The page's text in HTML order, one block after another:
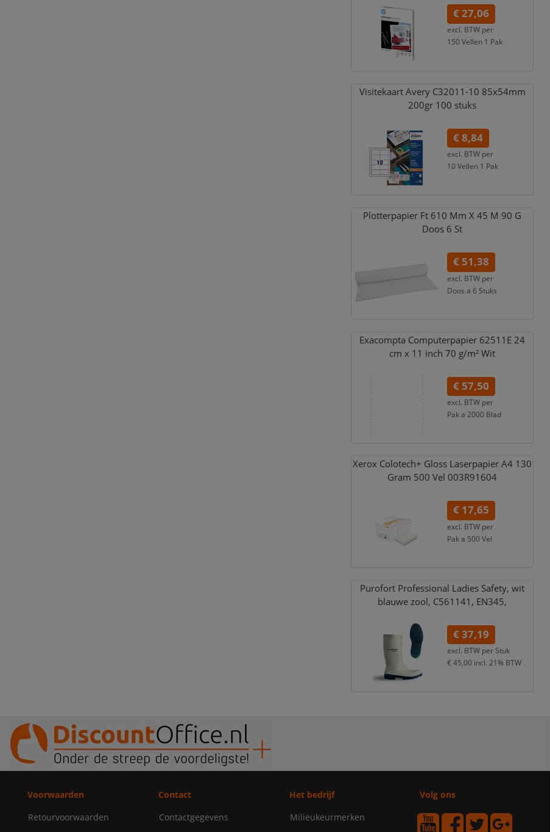
€ 27,06
excl. BTW per
150 Vellen 1 Pak
Visitekaart Avery C32011-10 85x54mm
200gr 100 stuks
€ 8,84
excl. BTW per
10 Vellen 1 Pak
Plotterpapier Ft 610 Mm X 45 M 90 G
Doos 6 St
€ 51,38
excl. BTW per
Doos a 6 Stuks
Exacompta Computerpapier 62511E 24
cm x 11 inch 70 g/m² Wit
€ 57,50
excl. BTW per
Pak a 2000 Blad
Xerox Colotech+ Gloss Laserpapier A4 130
Gram 500 Vel 003R91604
€ 17,65
excl. BTW per
Pak a 500 Vel
Purofort Professional Ladies Safety, wit
blauwe zool, C561141, EN345,
€ 37,19
excl. BTW per Stuk
€ 45,00 incl. 21% BTW
Voorwaarden
Retourvoorwaarden
Contact
Contactgegevens
Het bedrijf
Milieukeurmerken
Volg ons